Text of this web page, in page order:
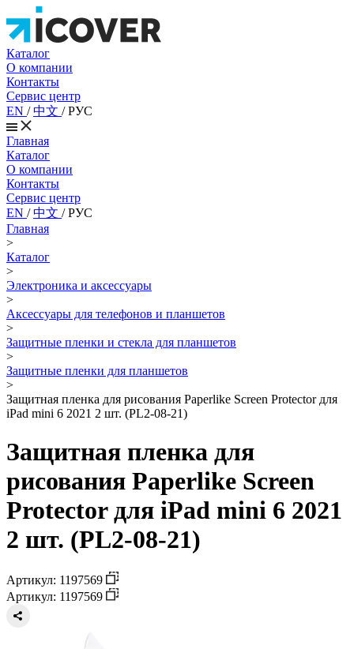
Каталог
О компании
Контакты
Сервис центр
EN /中文 /РУС
Главная
Каталог
О компании
Контакты
Сервис центр
EN /中文 /РУС
Главная
>
Каталог
>
Электроника и аксессуары
>
Аксессуары для телефонов и планшетов
>
Защитные пленки и стекла для планшетов
>
Защитные пленки для планшетов
>
Защитная пленка для рисования Paperlike Screen Protector для
iPad mini 6 2021 2 шт. (PL2-08-21)
Защитная пленка для
рисования Paperlike Screen
Protector для iPad mini 6 2021
2 шт. (PL2-08-21)
Артикул: 1197569
Артикул: 1197569